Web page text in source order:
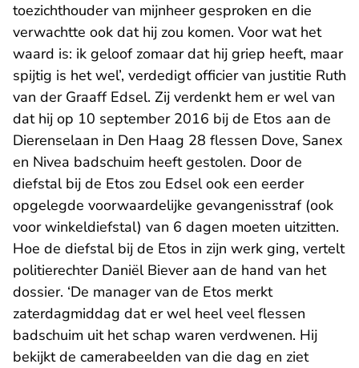
toezichthouder van mijnheer gesproken en die
verwachtte ook dat hij zou komen. Voor wat het
waard is: ik geloof zomaar dat hij griep heeft, maar
spijtig is het wel’, verdedigt officier van justitie Ruth
van der Graaff Edsel. Zij verdenkt hem er wel van
dat hij op 10 september 2016 bij de Etos aan de
Dierenselaan in Den Haag 28 flessen Dove, Sanex
en Nivea badschuim heeft gestolen. Door de
diefstal bij de Etos zou Edsel ook een eerder
opgelegde voorwaardelijke gevangenisstraf (ook
voor winkeldiefstal) van 6 dagen moeten uitzitten.
Hoe de diefstal bij de Etos in zijn werk ging, vertelt
politierechter Daniël Biever aan de hand van het
dossier. ‘De manager van de Etos merkt
zaterdagmiddag dat er wel heel veel flessen
badschuim uit het schap waren verdwenen. Hij
bekijkt de camerabeelden van die dag en ziet